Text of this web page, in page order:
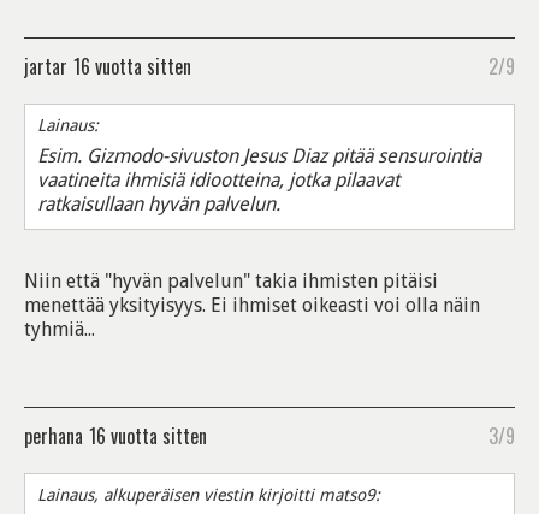
jartar 16 vuotta sitten 2/9
Lainaus:
Esim. Gizmodo-sivuston Jesus Diaz pitää sensurointia
vaatineita ihmisiä idiootteina, jotka pilaavat
ratkaisullaan hyvän palvelun.
Niin että "hyvän palvelun" takia ihmisten pitäisi
menettää yksityisyys. Ei ihmiset oikeasti voi olla näin
tyhmiä...
perhana 16 vuotta sitten 3/9
Lainaus, alkuperäisen viestin kirjoitti matso9: